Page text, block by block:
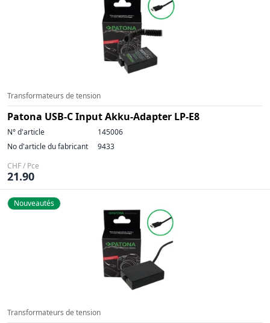
Transformateurs de tension
Patona USB-C Input Akku-Adapter LP-E8
N° d'article
145006
No d'article du fabricant
9433
CHF / Pce
21.90
Nouveautés
Transformateurs de tension